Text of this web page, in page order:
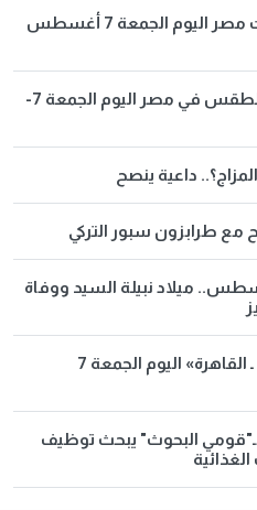
مواقيت الصلاة في محافظات مصر اليوم الجمعة 7 أغسطس
شديد الحرارة.. تفاصيل حالة الطقس في مصر اليوم الجمعة 7-
داعية ينصح
مع طرابزون سبور التركي
مثل هذا اليوم 7 أغسطس.. ميلاد نبيلة السيد ووفاة
مواعيد قطارات «الإسكندرية ـ القاهرة» اليوم الجمعة 7
بـ"قومي البحوث" يبحث توظيف